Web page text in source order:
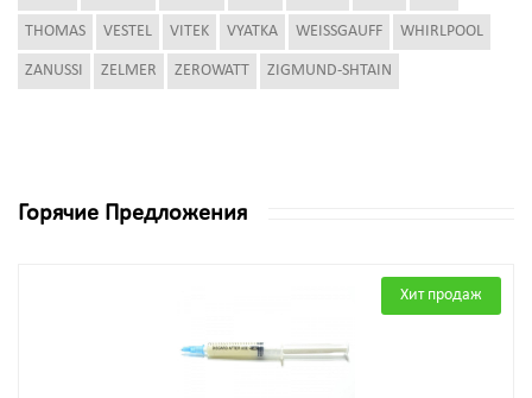
THOMAS VESTEL VITEK VYATKA WEISSGAUFF WHIRLPOOL
ZANUSSI ZELMER ZEROWATT ZIGMUND-SHTAIN
Горячие Предложения
Хит продаж